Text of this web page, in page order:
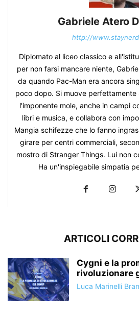
Gabriele Atero
http://
Diplomato al liceo classico e
per non farsi mancare niente,
da quando Pac-Man era ancora
poco dopo. Si muove perfettamente
l'imponente mole, anche in campi
libri e musica, e collabora con
Mangia schifezze che lo fanno
girare per centri commerciali,
mostro di Stranger Things. Lui non
Ha un'inspiegabile simpatia
ARTICOLI
Cygni e la
rivoluzionare
Luca Marinelli